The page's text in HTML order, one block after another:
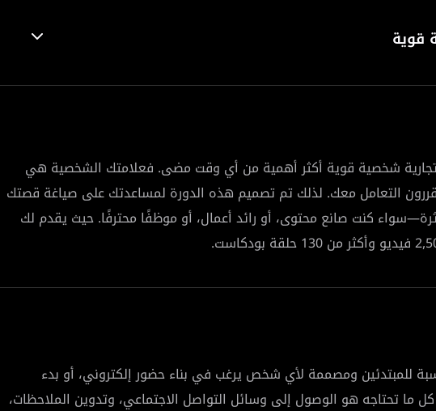
قوية
تجارية شخصية قوية أكثر أهمية من أي وقت مضى. فعلامتك الشخصية هي
التعامل معك. لذلك تم تصميم هذه الدورة لمساعدتك على صياغة قصتك
كنت صانع محتوى، أو رائد أعمال، أو موظفًا محترفًا. حيث يقدم لك
كيفية اكتشاف هويتك الشخصية وتمييز نقاط قوتك، وكيفية صياغة
وصياغة رسالة واضحة توصل قيمتك بوضوح وتعزز البراند الشخصي أو
المنصات الصحيحة التي تناسب أهدافك، مع معرفة كيفية تحسين ملفك
للمبتدئين ومصممة لأي شخص يرغب في بناء حضور إلكتروني، أو بدء
تحتاجه هو الوصول إلى وسائل التواصل الاجتماعي، وتدوين الملاحظات،